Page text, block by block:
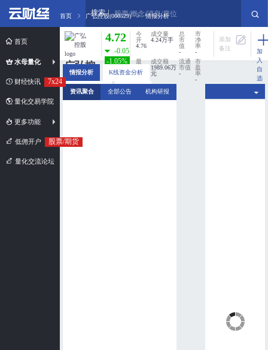
首页
水母量化
财经快讯 7x24
量化交易学院
更多功能
低佣开户 股票/期货
量化交流论坛
首页 广弘控股(000529) 情报分析
搜索 股票/概念/消息/席位
广弘控
股
000529
4.72
-0.05
-1.05%
今
开
4.76
成交量
4.24万手
总
市
值
-
市
净
率
-
最
4.77
成交额
1989.06万
元
流通
市值
-
市
盈
率
-
4.65
换手率
0%
添加
备注
加
入
自
选
情报分析 K线资金分析
分时资金分析 新闻扫描
资讯聚合 全部公告 机构研报